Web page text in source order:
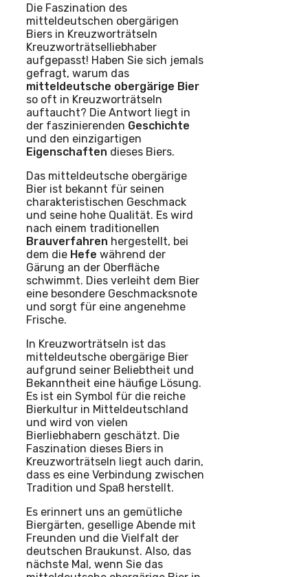
Die Faszination des
mitteldeutschen obergärigen
Biers in Kreuzworträtseln
Kreuzworträtselliebhaber
aufgepasst! Haben Sie sich jemals
gefragt, warum das
mitteldeutsche obergärige Bier
so oft in Kreuzworträtseln
auftaucht? Die Antwort liegt in
der faszinierenden Geschichte
und den einzigartigen
Eigenschaften dieses Biers.
Das mitteldeutsche obergärige
Bier ist bekannt für seinen
charakteristischen Geschmack
und seine hohe Qualität. Es wird
nach einem traditionellen
Brauverfahren hergestellt, bei
dem die Hefe während der
Gärung an der Oberfläche
schwimmt. Dies verleiht dem Bier
eine besondere Geschmacksnote
und sorgt für eine angenehme
Frische.
In Kreuzworträtseln ist das
mitteldeutsche obergärige Bier
aufgrund seiner Beliebtheit und
Bekanntheit eine häufige Lösung.
Es ist ein Symbol für die reiche
Bierkultur in Mitteldeutschland
und wird von vielen
Bierliebhabern geschätzt. Die
Faszination dieses Biers in
Kreuzworträtseln liegt auch darin,
dass es eine Verbindung zwischen
Tradition und Spaß herstellt.
Es erinnert uns an gemütliche
Biergärten, gesellige Abende mit
Freunden und die Vielfalt der
deutschen Braukunst. Also, das
nächste Mal, wenn Sie das